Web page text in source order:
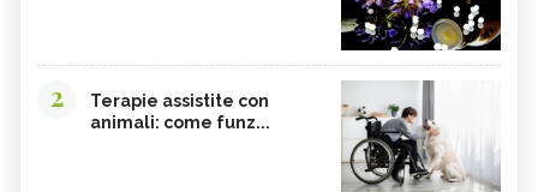
2
Terapie assistite con
animali: come funz...